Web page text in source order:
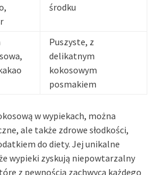
środku
Puszyste, z
delikatnym
kokosowym
posmakiem
w wypiekach, można
ale także zdrowe słodkości,
do diety. Jej unikalne
wypieki zyskują niepowtarzalny
z pewnością zachwycą każdego